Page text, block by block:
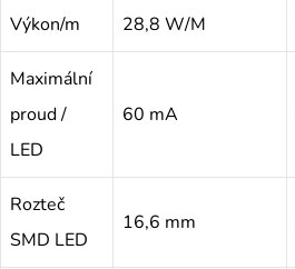
Výkon/m 28,8 W/M
Maximální
proud /
LED
60 mA
Rozteč
SMD LED
16,6 mm